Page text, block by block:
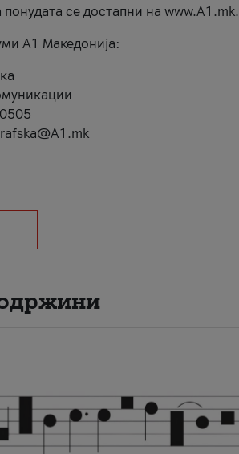
понудата се достапни на www.А1.mk.
А1 Македонија: